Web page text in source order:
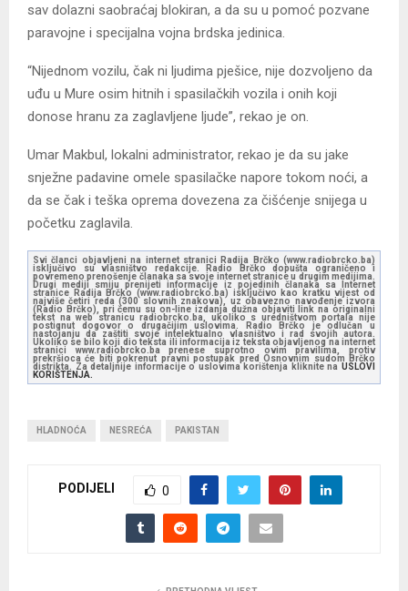
sav dolazni saobraćaj blokiran, a da su u pomoć pozvane
paravojne i specijalna vojna brdska jedinica.
“Nijednom vozilu, čak ni ljudima pješice, nije dozvoljeno da
uđu u Mure osim hitnih i spasilačkih vozila i onih koji
donose hranu za zaglavljene ljude”, rekao je on.
Umar Makbul, lokalni administrator, rekao je da su jake
snježne padavine omele spasilačke napore tokom noći, a
da se čak i teška oprema dovezena za čišćenje snijega u
početku zaglavila.
Svi članci objavljeni na internet stranici Radija Brčko (www.radiobrcko.ba)
isključivo su vlasništvo redakcije. Radio Brčko dopušta ograničeno i
povremeno prenošenje članaka sa svoje internet stranice u drugim medijima.
Drugi mediji smiju prenijeti informacije iz pojedinih članaka sa Internet
stranice Radija Brčko (www.radiobrcko.ba) isključivo kao kratku vijest od
najviše četiri reda (300 slovnih znakova), uz obavezno navođenje izvora
(Radio Brčko), pri čemu su on-line izdanja dužna objaviti link na originalni
tekst na web stranicu radiobrcko.ba, ukoliko s uredništvom portala nije
postignut dogovor o drugačijim uslovima. Radio Brčko je odlučan u
nastojanju da zaštiti svoje intelektualno vlasništvo i rad svojih autora.
Ukoliko se bilo koji dio teksta ili informacija iz teksta objavljenog na internet
stranici www.radiobrcko.ba prenese suprotno ovim pravilima, protiv
prekršioca će biti pokrenut pravni postupak pred Osnovnim sudom Brčko
distrikta. Za detaljnije informacije o uslovima korištenja kliknite na USLOVI
KORIŠTENJA.
HLADNOĆA NESREĆA PAKISTAN
PODIJELI 0